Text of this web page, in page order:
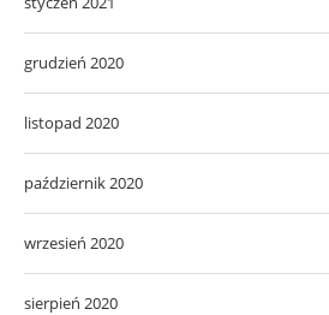
grudzień 2020
listopad 2020
październik 2020
wrzesień 2020
sierpień 2020